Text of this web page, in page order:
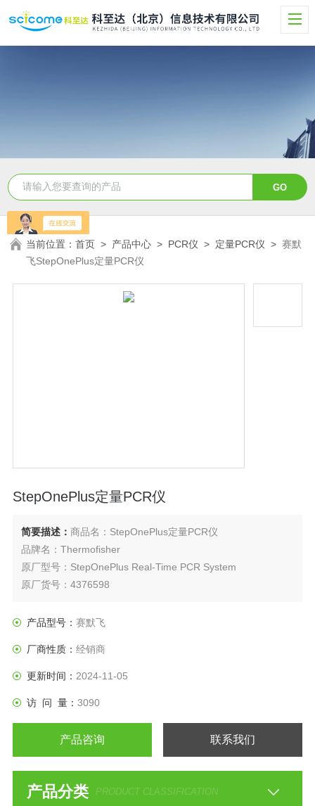
当前位置：首页 > 产品中心 > PCR仪 > 定量PCR仪 >赛默
飞StepOnePlus定量PCR仪
StepOnePlus定量PCR仪
简要描述： 商品名：StepOnePlus定量PCR仪
品牌名：Thermofisher
原厂型号：StepOnePlus Real-Time PCR System
原厂货号：4376598
测、GMO检测及产物特异性分析等多种研究领域
产品型号： 赛默飞
厂商性质： 经销商
更新时间： 2024-11-05
访 问 量： 3090
产品咨询 联系我们
产品分类 PRODUCT CLASSIFICATION